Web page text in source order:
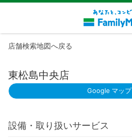
店舗検索地図へ戻る
東松島中央店
Google マップ
設備・取り扱いサービス